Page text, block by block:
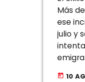
Más
ese
julio y
ese
today 10